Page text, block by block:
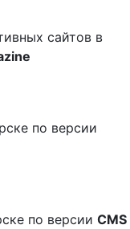
сайтов в
по версии
по версии CMS